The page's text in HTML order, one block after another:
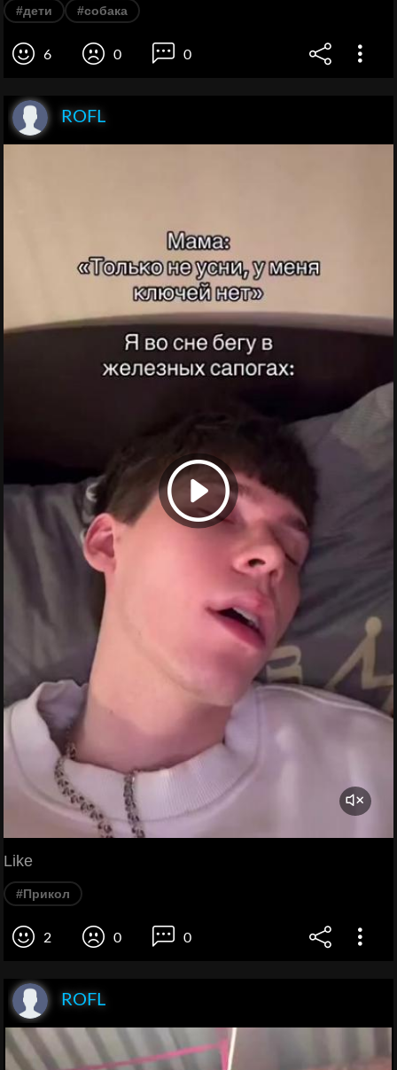
#дети #собака
6 0 0
ROFL
Like
#Прикол
2 0 0
ROFL